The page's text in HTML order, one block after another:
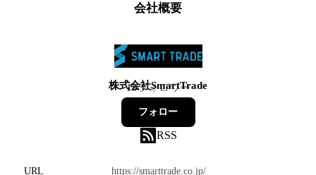
会社概要
株式会社SmartTrade
13フォロワー
フォロー
RSS
URL
https://smarttrade.co.jp/